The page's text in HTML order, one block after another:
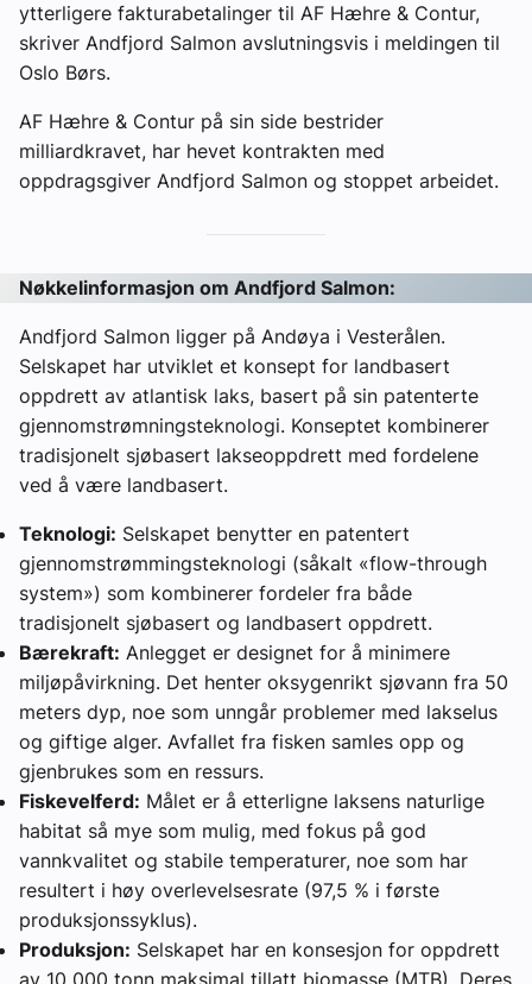
ytterligere fakturabetalinger til AF Hæhre & Contur,
skriver Andfjord Salmon avslutningsvis i meldingen til
Oslo Børs.
AF Hæhre & Contur på sin side bestrider
milliardkravet, har hevet kontrakten med
oppdragsgiver Andfjord Salmon og stoppet arbeidet.
Nøkkelinformasjon om Andfjord Salmon:
Andfjord Salmon ligger på Andøya i Vesterålen.
Selskapet har utviklet et konsept for landbasert
oppdrett av atlantisk laks, basert på sin patenterte
gjennomstrømningsteknologi. Konseptet kombinerer
tradisjonelt sjøbasert lakseoppdrett med fordelene
ved å være landbasert.
Teknologi: Selskapet benytter en patentert
gjennomstrømmingsteknologi (såkalt «flow-through
system») som kombinerer fordeler fra både
tradisjonelt sjøbasert og landbasert oppdrett.
Bærekraft: Anlegget er designet for å minimere
miljøpåvirkning. Det henter oksygenrikt sjøvann fra 50
meters dyp, noe som unngår problemer med lakselus
og giftige alger. Avfallet fra fisken samles opp og
gjenbrukes som en ressurs.
Fiskevelferd: Målet er å etterligne laksens naturlige
habitat så mye som mulig, med fokus på god
vannkvalitet og stabile temperaturer, noe som har
resultert i høy overlevelsesrate (97,5 % i første
produksjonssyklus).
Produksjon: Selskapet har en konsesjon for oppdrett